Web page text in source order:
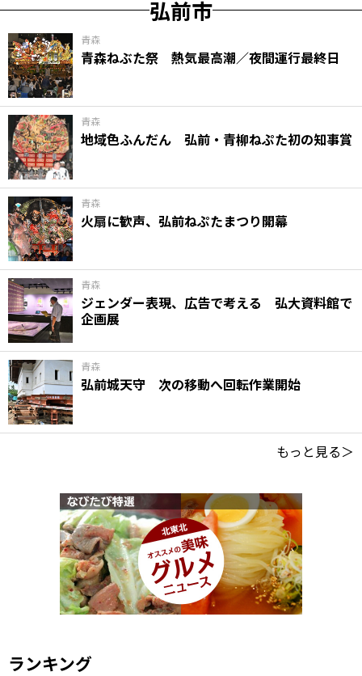
弘前市
青森
青森ねぶた祭 熱気最高潮／夜間運行最終日
青森
地域色ふんだん 弘前・青柳ねぷた初の知事賞
青森
火扇に歓声、弘前ねぷたまつり開幕
青森
ジェンダー表現、広告で考える 弘大資料館で
企画展
青森
弘前城天守 次の移動へ回転作業開始
もっと見る＞
ランキング